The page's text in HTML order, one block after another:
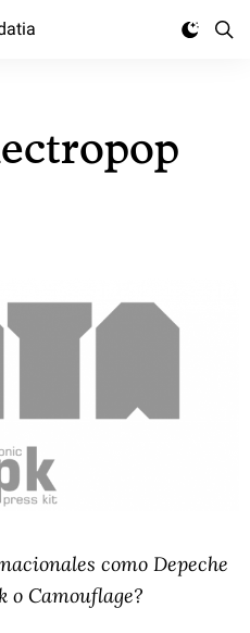
como Depeche
o Camouflage?